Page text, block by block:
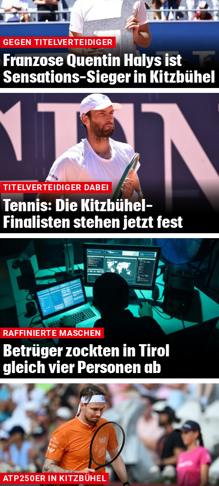
GEGEN TITELVERTEIDIGER
Franzose Quentin Halys ist
Sensations-Sieger in Kitzbühel
TITELVERTEIDIGER DABEI
Tennis: Die Kitzbühel-
Finalisten stehen jetzt fest
RAFFINIERTE MASCHEN
Betrüger zockten in Tirol
gleich vier Personen ab
ATP250ER IN KITZBÜHEL